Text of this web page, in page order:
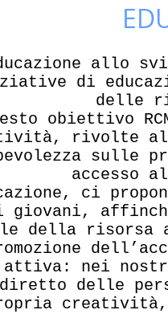
allo
di
delle
obiettivo
rivolte
accesso
ci
giovani,
della risorsa
attiva: nei
diretto delle